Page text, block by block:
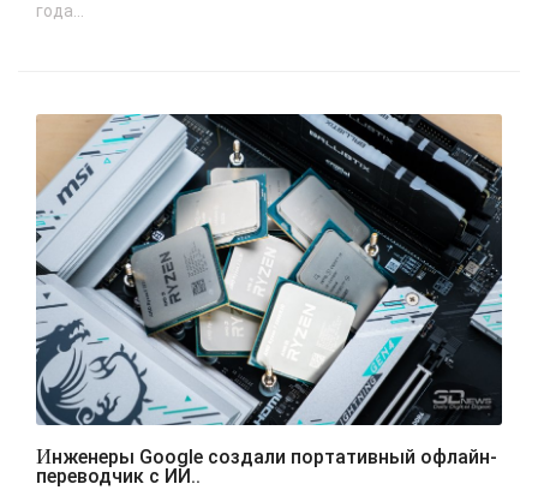
года...
Инженеры Google создали портативный офлайн-
переводчик с ИИ..